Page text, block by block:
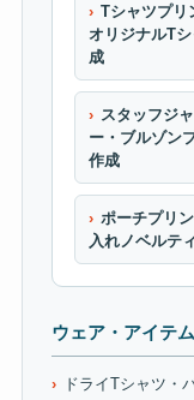
Tシャツプリ
オリジナルT
成
スタッフジ
ー・ブルゾン
作成
ポーチプリ
入れノベルテ
ウェア・アイテム
ドライTシャツ・